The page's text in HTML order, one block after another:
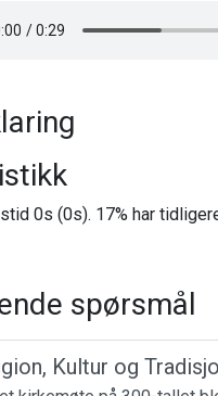
0s (0s). 17% har
spørsmål
Kultur og